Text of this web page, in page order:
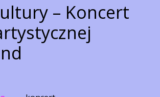
– Koncert